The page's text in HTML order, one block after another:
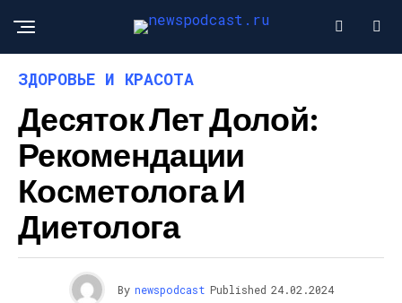
ЗДОРОВЬЕ И КРАСОТА
Десяток Лет Долой:
Рекомендации
Косметолога И
Диетолога
By newspodcast Published 24.02.2024